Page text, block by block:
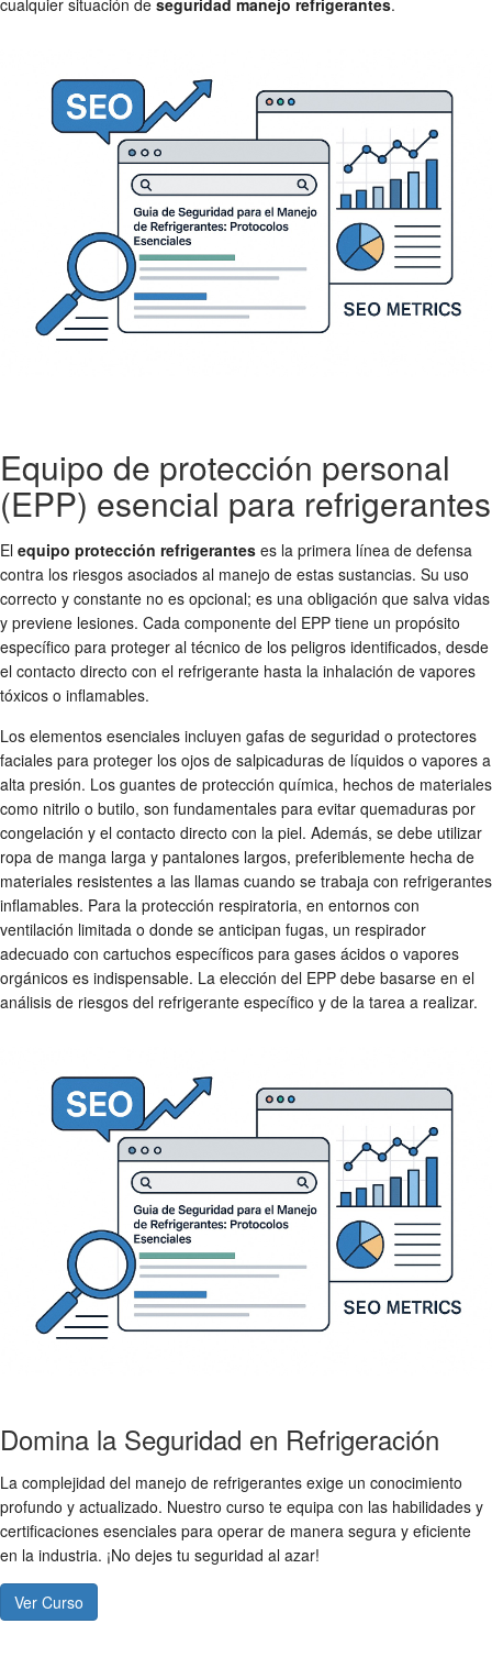
Equipo de protección personal
(EPP) esencial para refrigerantes
El equipo protección refrigerantes es la primera línea de defensa
contra los riesgos asociados al manejo de estas sustancias. Su uso
correcto y constante no es opcional; es una obligación que salva vidas
y previene lesiones. Cada componente del EPP tiene un propósito
específico para proteger al técnico de los peligros identificados, desde
el contacto directo con el refrigerante hasta la inhalación de vapores
tóxicos o inflamables.
Los elementos esenciales incluyen gafas de seguridad o protectores
faciales para proteger los ojos de salpicaduras de líquidos o vapores a
alta presión. Los guantes de protección química, hechos de materiales
como nitrilo o butilo, son fundamentales para evitar quemaduras por
congelación y el contacto directo con la piel. Además, se debe utilizar
ropa de manga larga y pantalones largos, preferiblemente hecha de
materiales resistentes a las llamas cuando se trabaja con refrigerantes
inflamables. Para la protección respiratoria, en entornos con
ventilación limitada o donde se anticipan fugas, un respirador
adecuado con cartuchos específicos para gases ácidos o vapores
orgánicos es indispensable. La elección del EPP debe basarse en el
análisis de riesgos del refrigerante específico y de la tarea a realizar.
Domina la Seguridad en Refrigeración
La complejidad del manejo de refrigerantes exige un conocimiento
profundo y actualizado. Nuestro curso te equipa con las habilidades y
certificaciones esenciales para operar de manera segura y eficiente
en la industria. ¡No dejes tu seguridad al azar!
Ver Curso